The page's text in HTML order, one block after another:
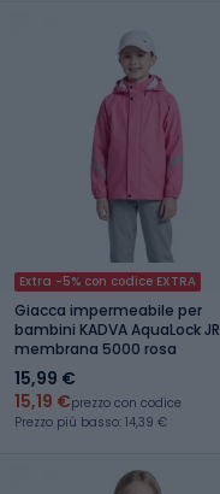
Extra -5% con codice EXTRA
Giacca impermeabile per
bambini KADVA AquaLock JR
membrana 5000 rosa
15,99 €
15,19 €prezzo con codice
Prezzo più basso: 14,39 €